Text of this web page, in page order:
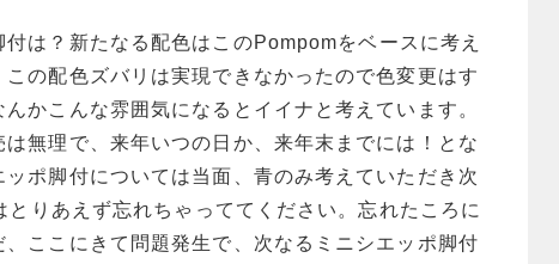
は？新たなる配色はこのPompomをベースに考え
の配色ズバリは実現できなかったので色変更はす
かこんな雰囲気になるとイイナと考えています。
無理で、来年いつの日か、来年末までには！とな
ッポ脚付については当面、青のみ考えていただき次
りあえず忘れちゃっててください。忘れたころに
ここにきて問題発生で、次なるミニシエッポ脚付